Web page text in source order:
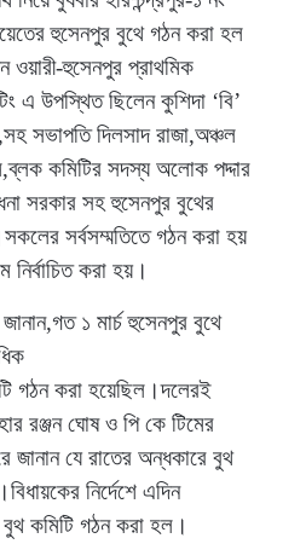
হুসেনপুর বুথে গঠন করা হল
হুসেনপুর প্রাথমিক
এ উপস্থিত ছিলেন কুশিদা ‘বি’
সভাপতি দিলসাদ রাজা,অঞ্চল
কমিটির সদস্য অলোক পদ্দার
সরকার সহ হুসেনপুর বুথের
সর্বসম্মতিতে গঠন করা হয়
নির্বাচিত করা হয়।
১ মার্চ হুসেনপুর বুথে
গঠন করা হয়েছিল।দলেরই
রঞ্জন ঘোষ ও পি কে টিমের
জানান যে রাতের অন্ধকারে বুথ
নির্দেশে এদিন
বুথ কমিটি গঠন করা হল।